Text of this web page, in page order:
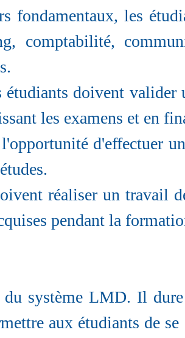
fondamentaux, les
comptabilité,
doivent valider
les examens et en
d'effectuer
réaliser un travail
pendant la
système LMD. Il
aux étudiants de